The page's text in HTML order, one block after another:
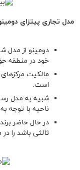
مدل تجاری پیتزای
دومینو از مدل
خود در منطقه
مالکیت
است.
شبیه به مدل
ناحیه با توجه
در حال حاضر
ثالثی باشد را در میان ۱۷۰۰۰ هزار